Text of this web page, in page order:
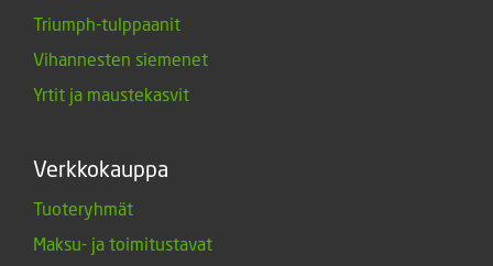
Triumph-tulppaanit
Vihannesten siemenet
Yrtit ja maustekasvit
Verkkokauppa
Tuoteryhmät
Maksu- ja toimitustavat